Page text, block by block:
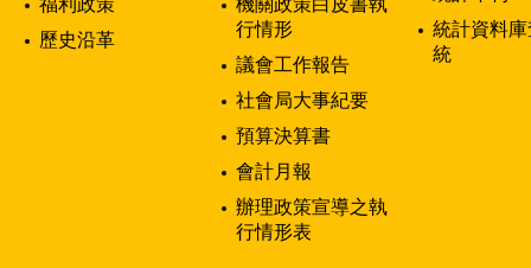
福利政策
歷史沿革
機關政策白皮書執
行情形
議會工作報告
社會局大事紀要
預算決算書
會計月報
辦理政策宣導之執
行情形表
統計資料
統